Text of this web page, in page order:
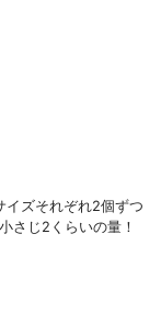
イズそれぞれ2個ずつ
さじ2くらいの量！